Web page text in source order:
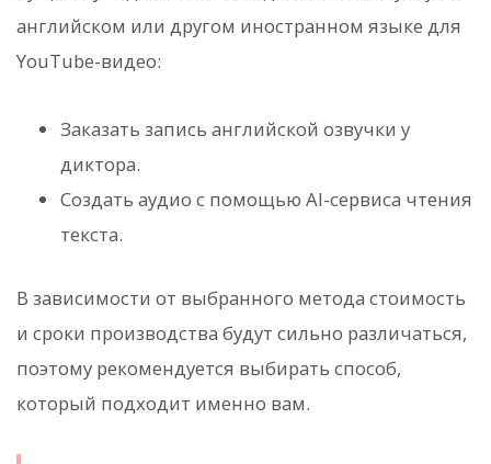
английском или другом иностранном языке для
YouTube-видео:
Заказать запись английской озвучки у
диктора.
Создать аудио с помощью AI-сервиса чтения
текста.
В зависимости от выбранного метода стоимость
и сроки производства будут сильно различаться,
поэтому рекомендуется выбирать способ,
который подходит именно вам.